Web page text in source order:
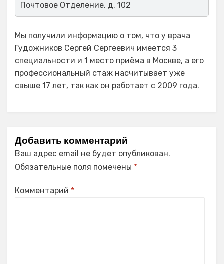
Почтовое Отделение, д. 102
Мы получили информацию о том, что у врача
Гудожников Сергей Сергеевич имеется 3
специальности и 1 место приёма в Москве, а его
профессиональный стаж насчитывает уже
свыше 17 лет, так как он работает с 2009 года.
Добавить комментарий
Ваш адрес email не будет опубликован.
Обязательные поля помечены *
Комментарий *